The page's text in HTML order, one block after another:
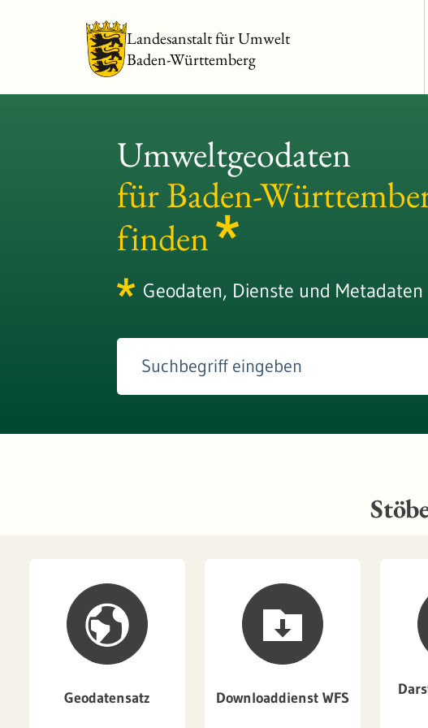
Landesanstalt für Umwelt
Baden-Württemberg
Umweltgeodaten
für Baden-
finden
Geodaten, Dienste und Metadaten
Geodatensatz Downloaddienst WFS